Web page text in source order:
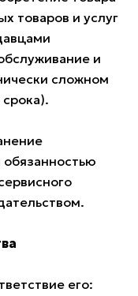
товаров и услуг
и
сложном
обязанностью
его: